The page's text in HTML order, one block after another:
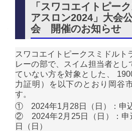
「スワコエイトピー
アスロン2024」大会
会 開催のお知らせ
スワコエイトピークスミドルト
レーの部で、スイム担当者とし
ていない方を対象とした、
力証明）を以下のとおり岡谷
す。
① 2024年1月28日（日）：申込
② 2024年2月25日（日）：申
日（日）